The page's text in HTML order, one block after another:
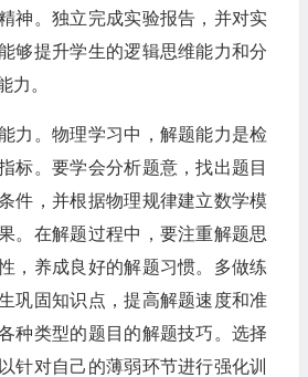
神。独立完成实验报告，并对实
够提升学生的逻辑思维能力和分
力。
力。物理学习中，解题能力是检
标。要学会分析题意，找出题目
件，并根据物理规律建立数学模
。在解题过程中，要注重解题思
，养成良好的解题习惯。多做练
巩固知识点，提高解题速度和准
种类型的题目的解题技巧。选择
针对自己的薄弱环节进行强化训